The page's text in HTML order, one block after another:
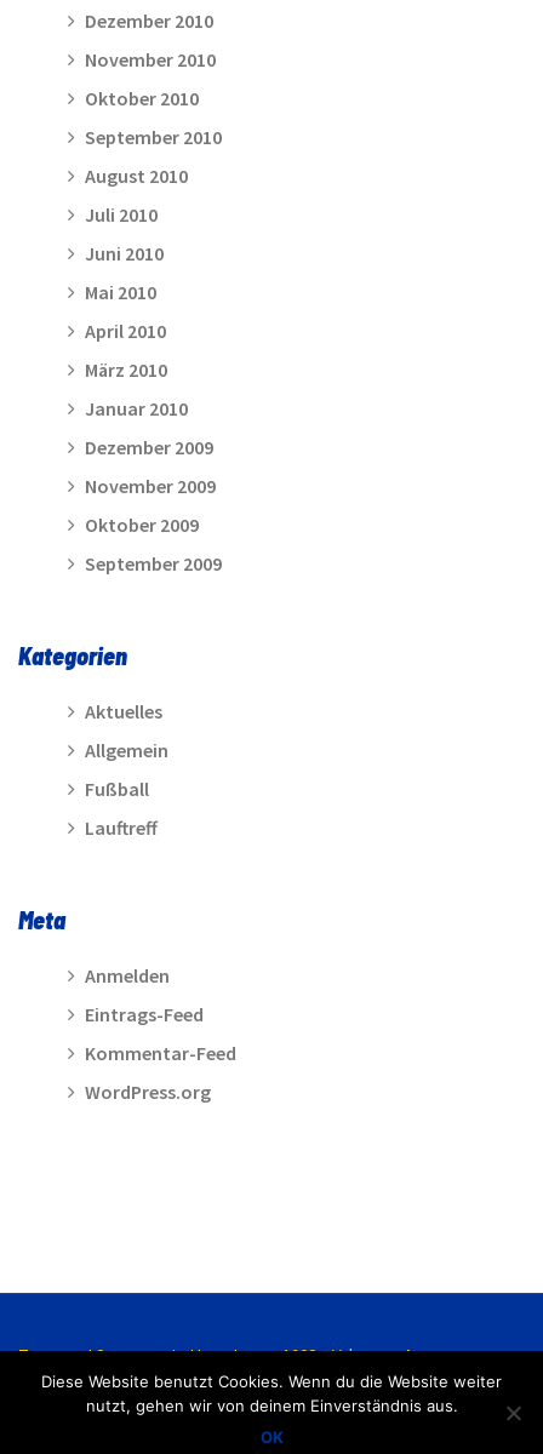
Dezember 2010
November 2010
Oktober 2010
September 2010
August 2010
Juli 2010
Juni 2010
Mai 2010
April 2010
März 2010
Januar 2010
Dezember 2009
November 2009
Oktober 2009
September 2009
Kategorien
Aktuelles
Allgemein
Fußball
Lauftreff
Meta
Anmelden
Eintrags-Feed
Kommentar-Feed
WordPress.org
Turn- und Sportverein Hasede von 1928 e.V. |Kontakt
Impressum Datenschutzerklärung
Diese Website benutzt Cookies. Wenn du die Website weiter
nutzt, gehen wir von deinem Einverständnis aus.
OK